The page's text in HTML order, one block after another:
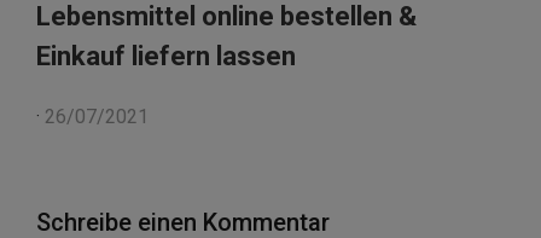
Lebensmittel online bestellen &
Einkauf liefern lassen
· 26/07/2021
Schreibe einen Kommentar